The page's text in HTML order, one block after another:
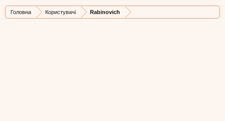
Головна Користувачі Rabinovich